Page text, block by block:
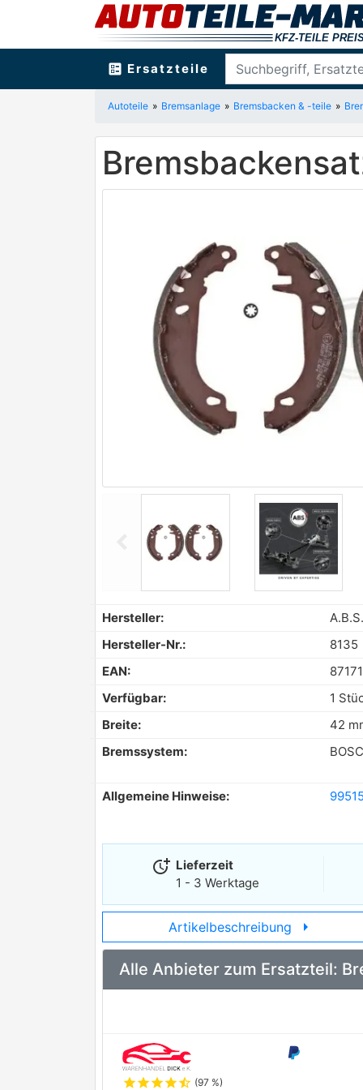
ballot Ersatzteile
Autoteile Bremsanlage Bremsbacken & -teile
Previous
Hersteller: A.B.S.
Hersteller-Nr.:
8135
EAN:
Verfügbar:
1
Breite:
42
Bremssystem:
Allgemeine Hinweise:
more_time Lieferzeit
1 - 3 Werktage
Artikelbeschreibung arrow_right
Alle Anbieter zum Ersatzteil:
starstarstarstarstar_half (97 %)